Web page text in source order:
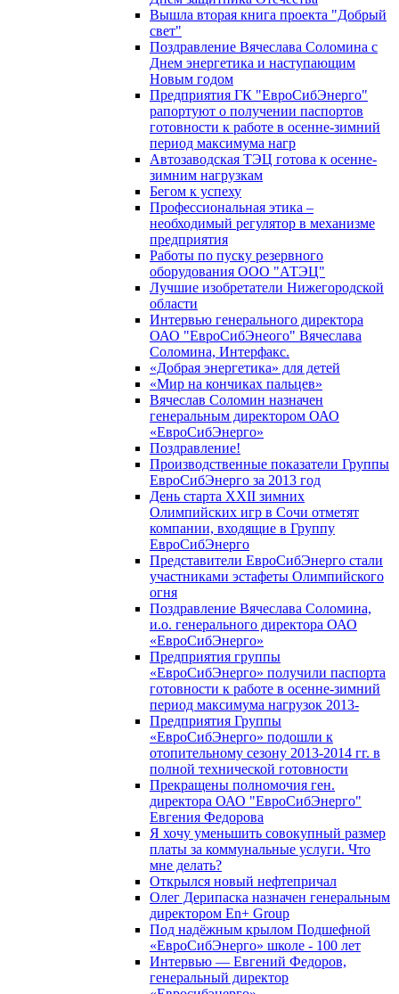
Вышла вторая книга проекта "Добрый
свет"
Поздравление Вячеслава Соломина с
Днем энергетика и наступающим
Новым годом
Предприятия ГК "ЕвроСибЭнерго"
рапортуют о получении паспортов
готовности к работе в осенне-зимний
период максимума нагр
Автозаводская ТЭЦ готова к осенне-
зимним нагрузкам
Бегом к успеху
Профессиональная этика –
необходимый регулятор в механизме
предприятия
Работы по пуску резервного
оборудования ООО "АТЭЦ"
Лучшие изобретатели Нижегородской
области
Интервью генерального директора
ОАО "ЕвроСибЭнеого" Вячеслава
Соломина, Интерфакс.
«Добрая энергетика» для детей
«Мир на кончиках пальцев»
Вячеслав Соломин назначен
генеральным директором ОАО
«ЕвроСибЭнерго»
Поздравление!
Производственные показатели Группы
ЕвроСибЭнерго за 2013 год
День старта XXII зимних
Олимпийских игр в Сочи отметят
компании, входящие в Группу
ЕвроСибЭнерго
Представители ЕвроСибЭнерго стали
участниками эстафеты Олимпийского
огня
Поздравление Вячеслава Соломина,
и.о. генерального директора ОАО
«ЕвроСибЭнерго»
Предприятия группы
«ЕвроСибЭнерго» получили паспорта
готовности к работе в осенне-зимний
период максимума нагрузок 2013-
Предприятия Группы
«ЕвроСибЭнерго» подошли к
отопительному сезону 2013-2014 гг. в
полной технической готовности
Прекращены полномочия ген.
директора ОАО "ЕвроСибЭнерго"
Евгения Федорова
Я хочу уменьшить совокупный размер
платы за коммунальные услуги. Что
мне делать?
Открылся новый нефтепричал
Олег Дерипаска назначен генеральным
директором En+ Group
Под надёжным крылом Подшефной
«ЕвроСибЭнерго» школе - 100 лет
Интервью — Евгений Федоров,
генеральный директор